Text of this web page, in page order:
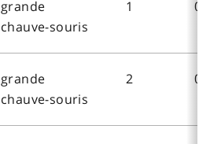
grande
chauve-souris
1 0
grande
chauve-souris
2 0